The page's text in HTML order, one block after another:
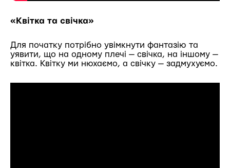
«Квітка та свічка»
Для початку потрібно увімкнути фантазію та
уявити, що на одному плечі — свічка, на іншому —
квітка. Квітку ми нюхаємо, а свічку — задмухуємо.